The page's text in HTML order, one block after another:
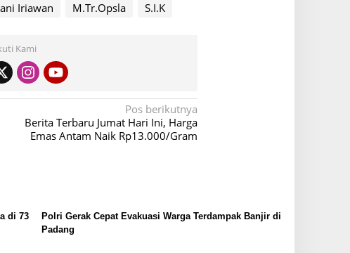
Iriawan M.Tr.Opsla S.I.K
Kami
Pos berikutnya
Berita Terbaru Jumat Hari Ini, Harga
Emas Antam Naik Rp13.000/Gram
di 73
Polri Gerak Cepat Evakuasi Warga Terdampak Banjir di
Padang